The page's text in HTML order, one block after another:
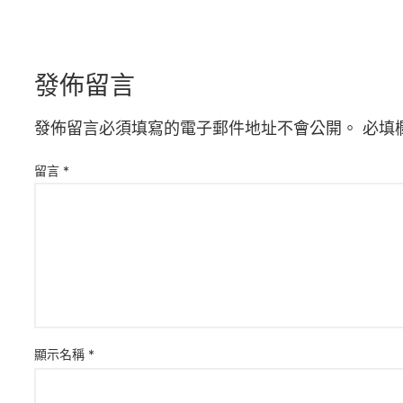
發佈留言
發佈留言必須填寫的電子郵件地址不會公開。 必填
留言 *
顯示名稱 *